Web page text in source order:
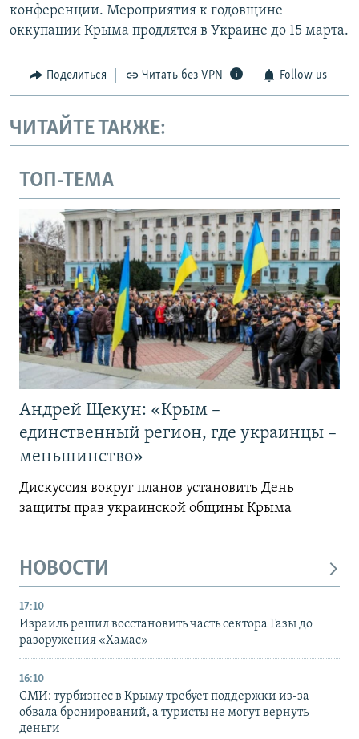
конференции. Мероприятия к годовщине
оккупации Крыма продлятся в Украине до 15 марта.
Поделиться Читать без VPN Follow us
ЧИТАЙТЕ ТАКЖЕ:
ТОП-ТЕМА
Андрей Щекун: «Крым –
единственный регион, где украинцы –
меньшинство»
Дискуссия вокруг планов установить День
защиты прав украинской общины Крыма
НОВОСТИ
17:10
Израиль решил восстановить часть сектора Газы до
разоружения «Хамас»
16:10
СМИ: турбизнес в Крыму требует поддержки из-за
обвала бронирований, а туристы не могут вернуть
деньги